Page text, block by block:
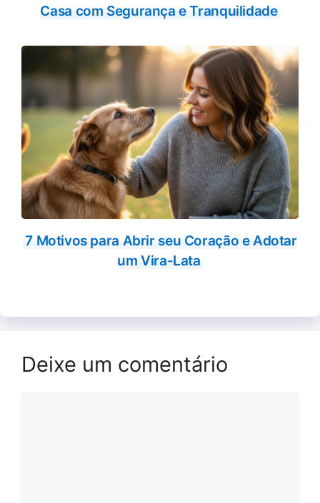
Casa com Segurança e Tranquilidade
7 Motivos para Abrir seu Coração e Adotar
um Vira-Lata
Deixe um comentário